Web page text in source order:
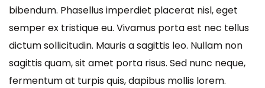
bibendum. Phasellus imperdiet placerat nisl, eget
semper ex tristique eu. Vivamus porta est nec tellus
dictum sollicitudin. Mauris a sagittis leo. Nullam non
sagittis quam, sit amet porta risus. Sed nunc neque,
fermentum at turpis quis, dapibus mollis lorem.